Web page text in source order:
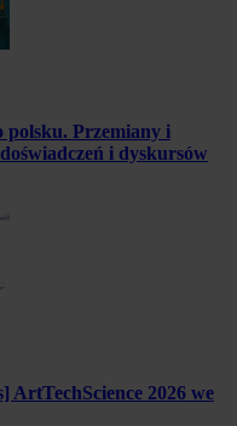
polsku. Przemiany i
i dyskursów
ArtTechScience 2026 we